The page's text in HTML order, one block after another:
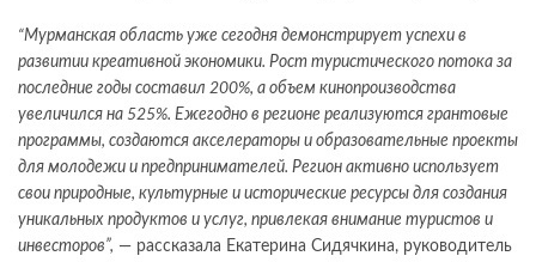
“Мурманская область уже сегодня демонстрирует успехи в
развитии креативной экономики. Рост туристического потока за
последние годы составил 200%, а объем кинопроизводства
увеличился на 525%. Ежегодно в регионе реализуются грантовые
программы, создаются акселераторы и образовательные проекты
для молодежи и предпринимателей. Регион активно использует
свои природные, культурные и исторические ресурсы для создания
уникальных продуктов и услуг, привлекая внимание туристов и
инвесторов”, — рассказала Екатерина Сидячкина, руководитель